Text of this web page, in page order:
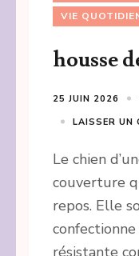
VIE
housse
25 JUIN 2026
LAISSER UN
Le chien
couverture
repos. Elle
résistante